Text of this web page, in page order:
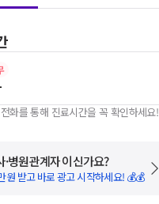
화를 통해 진료시간을 꼭 확인하세요!
·병원관계자 이신가요?
원 받고 바로 광고 시작하세요! 💰💰